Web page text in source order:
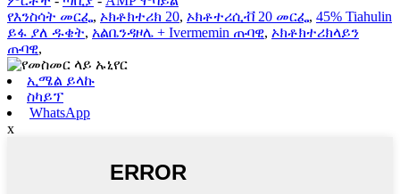
የእንስሳት መርፌ, ኦክቶክተሪክ 20, ኦክቶተሪሲቭ 20 መርፌ, 45% Tiahulin
ይፋ ያለ ዱቄት, አልቤንዳዞሌ + Ivermemin ጡባዊ, ኦክቶክተሪክላይን
ጡባዊ,
ኢሜል ይላኩ
ስካይፕ
WhatsApp
x